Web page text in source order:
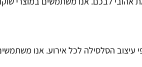
לבכם. אנו משתמשים במוצרי
הסלסילה לכל אירוע. אנו משתמשים